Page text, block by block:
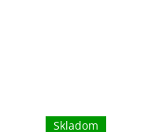
Skladom